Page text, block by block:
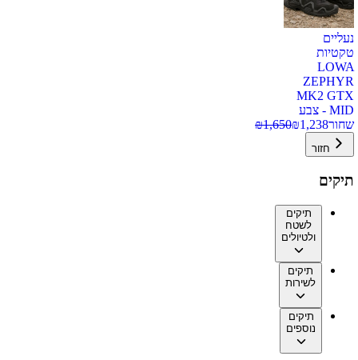
נעליים
טקטיות
LOWA
ZEPHYR
MK2 GTX
MID - צבע
שחור
₪1,238
₪1,650
חזור
תיקים
תיקים
לשטח
ולטיולים
תיקים
לשירות
תיקים
נוספים